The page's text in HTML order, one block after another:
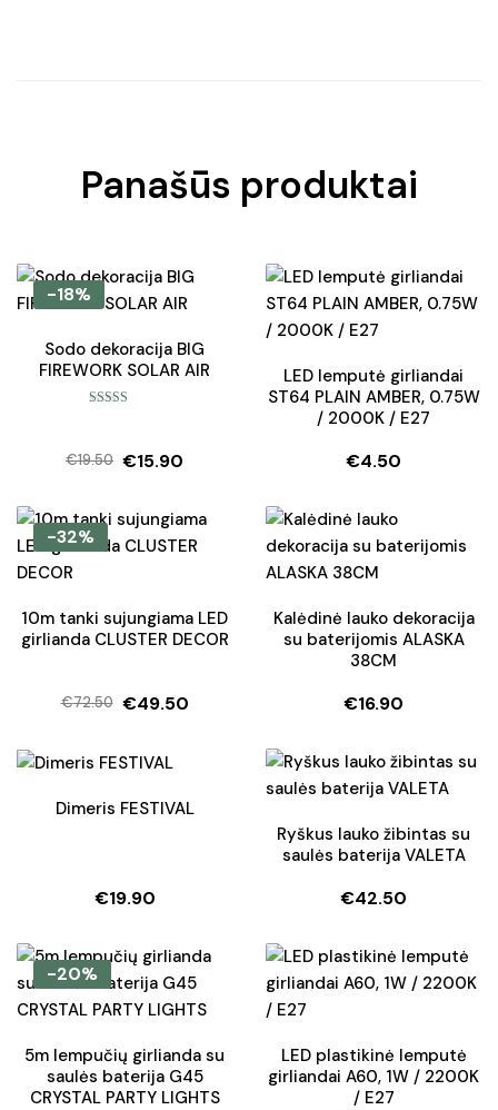
Panašūs produktai
-18%
Sodo dekoracija BIG
FIREWORK SOLAR AIR
€19.50
Original
was:
€19.50.
€15.90
Current
is:
€15.90.
LED lemputė girliandai
ST64 PLAIN AMBER, 0.75W
/ 2000K / E27
€4.50
-32%
10m tanki sujungiama LED
girlianda CLUSTER DECOR
€72.50
Original
was:
€72.50.
€49.50
Current
is:
€49.50.
Kalėdinė lauko dekoracija
su baterijomis ALASKA
38CM
€16.90
Dimeris FESTIVAL
€19.90
Ryškus lauko žibintas su
saulės baterija VALETA
€42.50
-20%
5m lempučių girlianda su
saulės baterija G45
CRYSTAL PARTY LIGHTS
LED plastikinė lemputė
girliandai A60, 1W / 2200K
/ E27